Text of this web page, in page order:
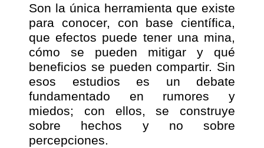
Son la única herramienta que existe
para conocer, con base científica,
que efectos puede tener una mina,
cómo se pueden mitigar y qué
beneficios se pueden compartir. Sin
esos estudios es un debate
fundamentado en rumores y
miedos; con ellos, se construye
sobre hechos y no sobre
percepciones.